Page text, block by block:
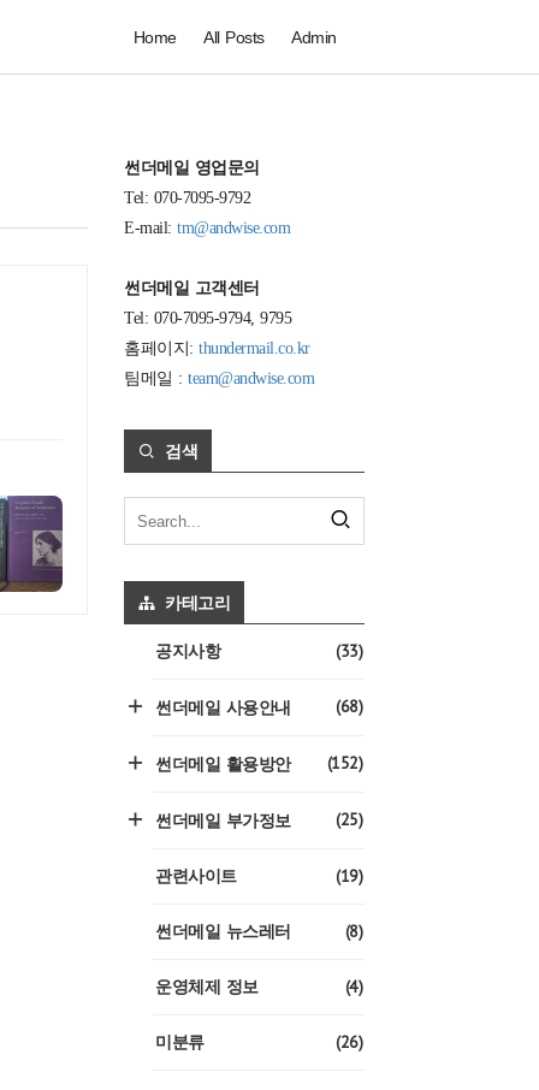
Home All Posts Admin
썬더메일 영업문의
Tel: 070-7095-9792
E-mail: tm@andwise.com
썬더메일 고객센터
Tel: 070-7095-9794, 9795
홈페이지: thundermail.co.kr
팀메일 : team@andwise.com
검색
카테고리
공지사항 (33)
썬더메일 사용안내 (68)
썬더메일 활용방안 (152)
썬더메일 부가정보 (25)
관련사이트 (19)
썬더메일 뉴스레터 (8)
운영체제 정보 (4)
미분류 (26)